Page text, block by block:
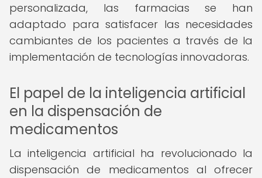
personalizada, las farmacias se han
adaptado para satisfacer las necesidades
cambiantes de los pacientes a través de la
implementación de tecnologías innovadoras.
El papel de la inteligencia artificial
en la dispensación de
medicamentos
La inteligencia artificial ha revolucionado la
dispensación de medicamentos al ofrecer